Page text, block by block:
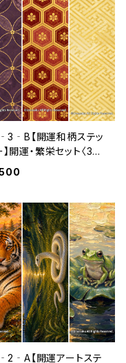
【開運和柄ステッ
開運・繁栄セット〈3枚
〉（利用コード3ヶ月分
【開運アートステ